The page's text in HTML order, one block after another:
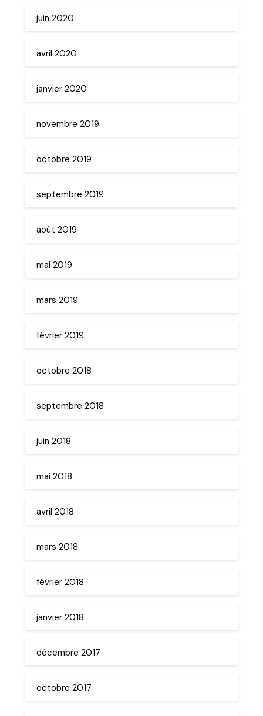
juin 2020
avril 2020
janvier 2020
novembre 2019
octobre 2019
septembre 2019
août 2019
mai 2019
mars 2019
février 2019
octobre 2018
septembre 2018
juin 2018
mai 2018
avril 2018
mars 2018
février 2018
janvier 2018
décembre 2017
octobre 2017